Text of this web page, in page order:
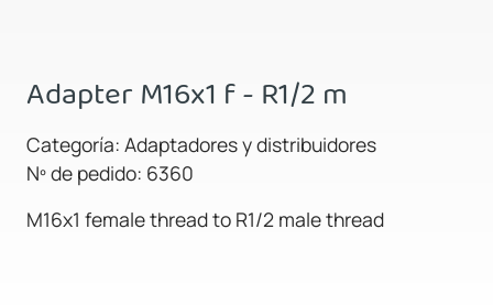
Adapter M16x1 f - R1/2 m
Categoría: Adaptadores y distribuidores
Nº de pedido: 6360
M16x1 female thread to R1/2 male thread